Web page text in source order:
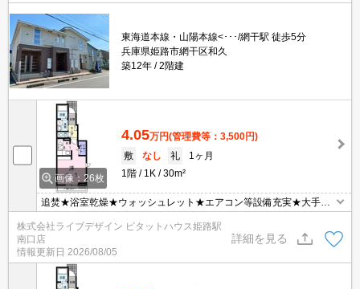
東海道本線・山陽本線<･･･/網干駅 徒歩5分
兵庫県姫路市網干区和久
築12年
2階建
画像：26枚
4.05万円(管理費等：3,500円)
敷
なし 礼
1ヶ月
1階
1K 30m²
追焚★浴室乾燥★ウォッシュレット★エアコン等設備充実★大手ハ
ウスメーカー施工★
株式会社ライブデザイン ピタットハウス姫路駅
南口店
情報更新日 2026/08/05
詳細を見る